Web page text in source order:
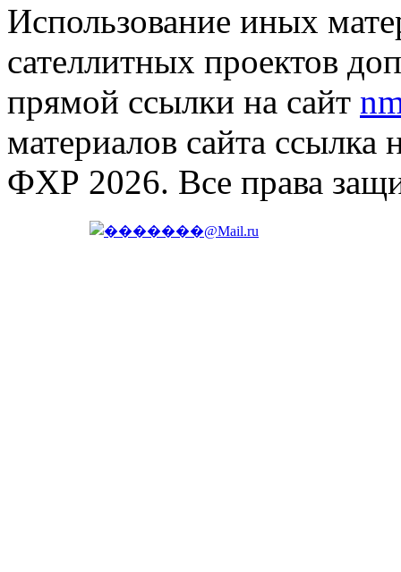
Использование иных
сателлитных проектов
прямой ссылки на сайт
материалов сайта ссылка
ФХР 2026. Все права